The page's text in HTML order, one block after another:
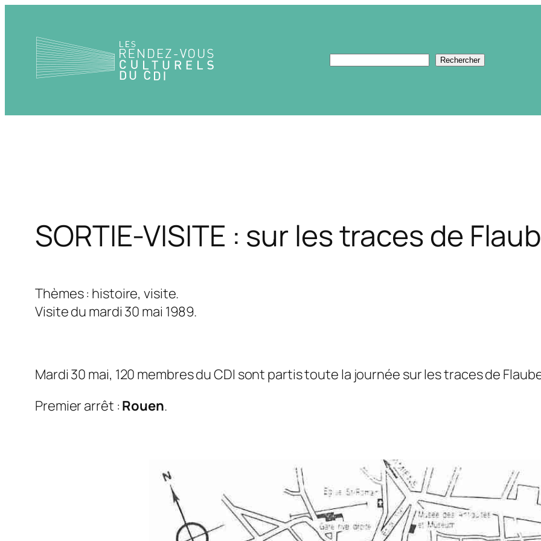
contenu
Rechercher Rechercher
SORTIE-VISITE : sur les traces de
Thèmes : histoire, visite.
Visite du mardi 30 mai 1989.
Mardi 30 mai, 120 membres du CDI sont partis toute la journée sur les traces de
Premier arrêt : Rouen.